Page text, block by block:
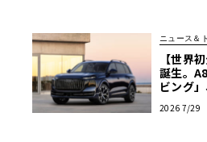
ニュース＆
【世界
誕生。
ビング
2026 7/29